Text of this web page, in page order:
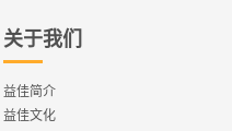
关于我们
益佳简介
益佳文化